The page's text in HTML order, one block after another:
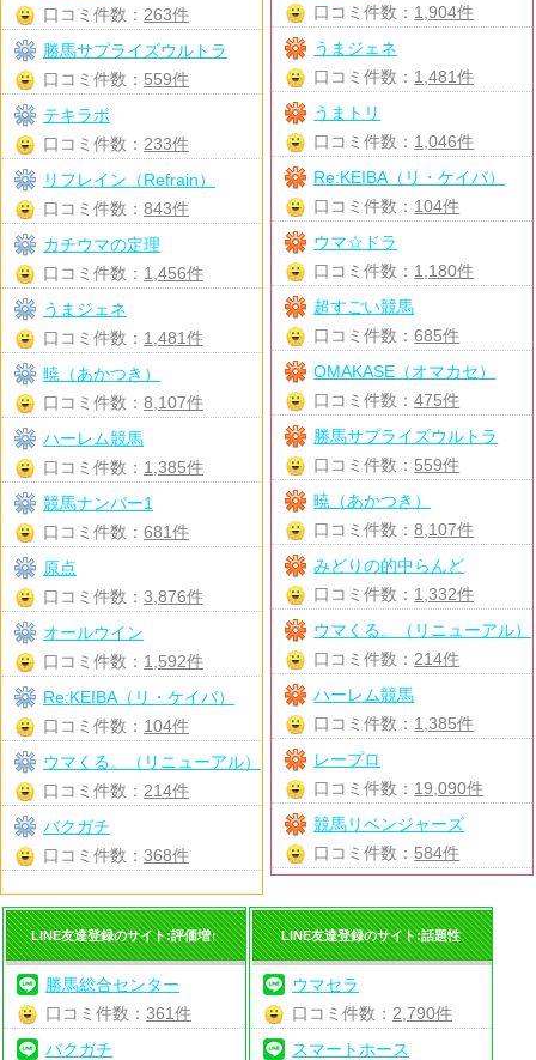
口コミ件数： 1,904件
うまジェネ
口コミ件数： 1,481件
うまトリ
口コミ件数： 1,046件
Re:KEIBA（リ・ケイバ）
口コミ件数： 104件
ウマ☆ドラ
口コミ件数： 1,180件
超すごい競馬
口コミ件数：685件
OMAKASE（オマカセ）
口コミ件数：475件
勝馬サプライズウルトラ
口コミ件数： 559件
暁（あかつき）
口コミ件数：8,107件
みどりの的中らんど
口コミ件数： 1,332件
ウマくる。（リニューアル）
口コミ件数： 214件
ハーレム競馬
口コミ件数： 1,385件
レープロ
口コミ件数： 19,090件
競馬リベンジャーズ
口コミ件数： 584件
口コミ件数： 263件
勝馬サプライズウルトラ
口コミ件数： 559件
テキラボ
口コミ件数： 233件
リフレイン（Refrain）
口コミ件数： 843件
カチウマの定理
口コミ件数： 1,456件
うまジェネ
口コミ件数： 1,481件
暁（あかつき）
口コミ件数： 8,107件
ハーレム競馬
口コミ件数： 1,385件
競馬ナンバー1
口コミ件数： 681件
原点
口コミ件数： 3,876件
オールウイン
口コミ件数： 1,592件
Re:KEIBA（リ・ケイバ）
口コミ件数： 104件
ウマくる。（リニューアル）
口コミ件数： 214件
バクガチ
口コミ件数： 368件
LINE友達登録のサイト:評価増↑
勝馬総合センター
口コミ件数：361件
バクガチ
LINE友達登録のサイト:話題性
ウマセラ
口コミ件数： 2,790件
スマートホース